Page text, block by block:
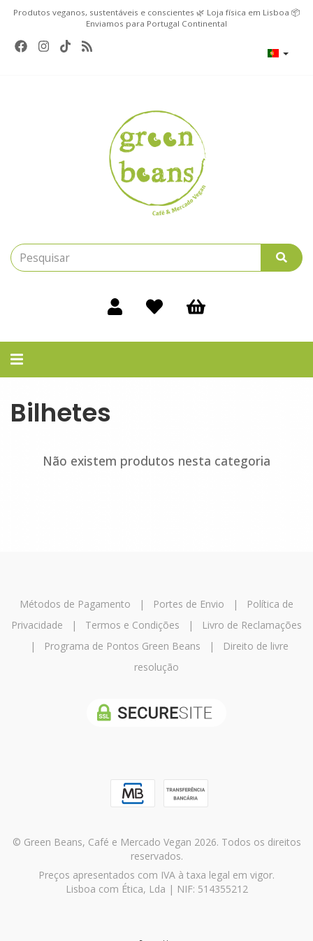
Produtos veganos, sustentáveis e conscientes 🌿 Loja física em Lisboa 📦
Enviamos para Portugal Continental
Alternar
Bilhetes
Não existem produtos nesta categoria
Métodos de Pagamento | Portes de Envio |
Política de
Privacidade | Termos e Condições |
Livro de Reclamações
|
Programa de Pontos Green Beans |
Direito de livre
resolução
© Green Beans, Café e Mercado Vegan 2026. Todos os direitos
reservados.
Preços apresentados com IVA à taxa legal em vigor.
Lisboa com Ética, Lda | NIF: 514355212